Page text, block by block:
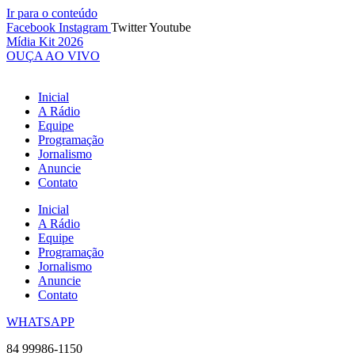
Ir para o conteúdo
Facebook Instagram TwitterYoutube
Mídia Kit 2026
OUÇA AO VIVO
Inicial
A Rádio
Equipe
Programação
Jornalismo
Anuncie
Contato
Inicial
A Rádio
Equipe
Programação
Jornalismo
Anuncie
Contato
WHATSAPP
84 99986-1150